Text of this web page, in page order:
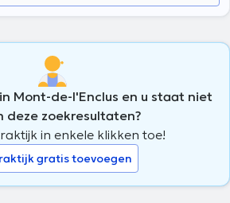
Mont-de-l'Enclus en u staat niet
deze zoekresultaten?
in enkele klikken toe!
gratis toevoegen